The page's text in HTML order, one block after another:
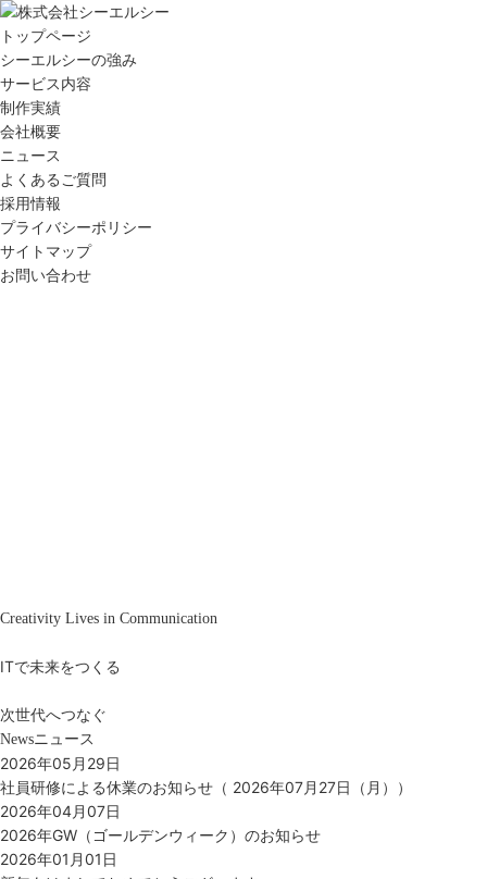
トップページ
シーエルシーの強み
サービス内容
制作実績
会社概要
ニュース
よくあるご質問
採用情報
プライバシーポリシー
サイトマップ
お問い合わせ
Creativity Lives in Communication
ITで未来をつくる
次世代へつなぐ
Newsニュース
2026年05月29日
社員研修による休業のお知らせ（ 2026年07月27日（月））
2026年04月07日
2026年GW（ゴールデンウィーク）のお知らせ
2026年01月01日